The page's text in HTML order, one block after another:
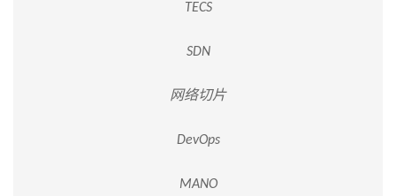
TECS
SDN
网络切片
DevOps
MANO